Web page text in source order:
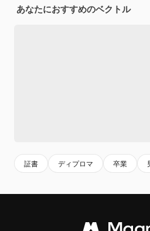
あなたにおすすめのベクトル
証書 ディプロマ 卒業